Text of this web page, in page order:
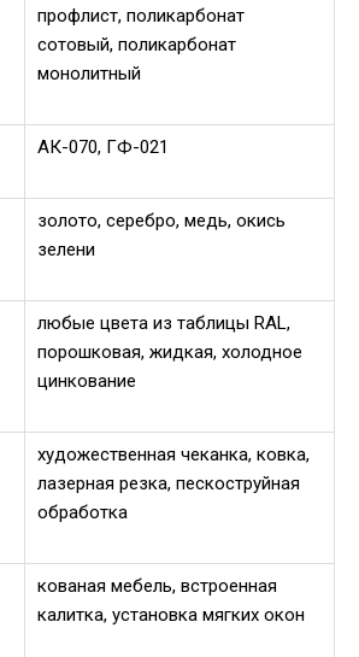
профлист, поликарбонат
сотовый, поликарбонат
монолитный
АК-070, ГФ-021
золото, серебро, медь, окись
зелени
любые цвета из таблицы RAL,
порошковая, жидкая, холодное
цинкование
художественная чеканка, ковка,
лазерная резка, пескоструйная
обработка
кованая мебель, встроенная
калитка, установка мягких окон